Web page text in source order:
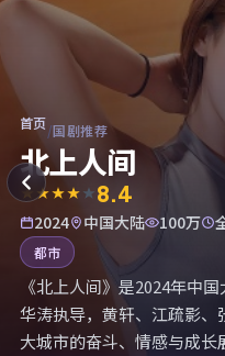
首页/国剧推荐
北上人间
8.4
2024 中国大陆 100万
都市
《北上人间》是2024年中
华涛执导，黄轩、江疏影
大城市的奋斗、情感与成